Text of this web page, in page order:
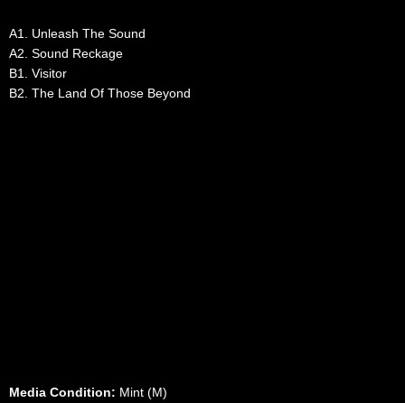
A1. Unleash The Sound
A2. Sound Reckage
B1. Visitor
B2. The Land Of Those Beyond
Media Condition: Mint (M)